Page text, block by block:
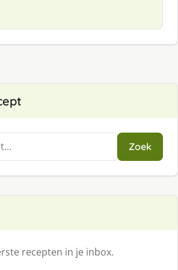
Zoek
recepten in je inbox.